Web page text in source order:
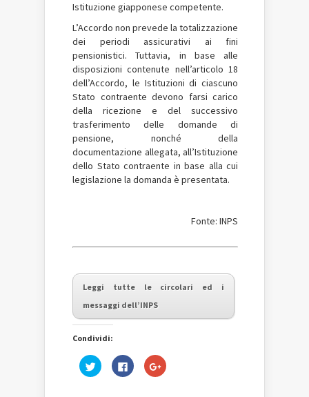
Istituzione giapponese competente.
L’Accordo non prevede la totalizzazione
dei periodi assicurativi ai fini
pensionistici. Tuttavia, in base alle
disposizioni contenute nell’articolo 18
dell’Accordo, le Istituzioni di ciascuno
Stato contraente devono farsi carico
della ricezione e del successivo
trasferimento delle domande di
pensione, nonché della
documentazione allegata, all’Istituzione
dello Stato contraente in base alla cui
legislazione la domanda è presentata.
Fonte: INPS
Leggi tutte le circolari ed i
messaggi dell’INPS
Condividi:
Fai
clic
Fai
clic
Fai
clic